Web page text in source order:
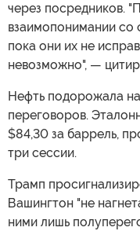
через посредников.
взаимопонимании
пока они их не
невозможно", —
Нефть подорожала
переговоров.
$84,30 за баррель,
три сессии.
Трамп
Вашингтон "не
ними лишь